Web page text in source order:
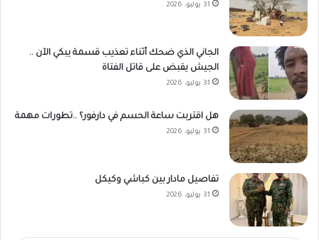
31 يوليو، 2026
الجاني الذي ضحك أثناء تعذيب قسمة يبكي الآن ..
الجيش يقبض على قاتل الفتاة
31 يوليو، 2026
هل اقتربت ساعة الحسم في دارفور؟ ..تطورات مهمة
31 يوليو، 2026
تفاصيل مادار بين كباشي وكيكل
31 يوليو، 2026